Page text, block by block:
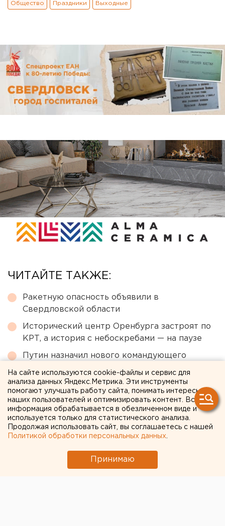
Общество Праздники Выходные
ЧИТАЙТЕ ТАКЖЕ:
Ракетную опасность объявили в
Свердловской области
Исторический центр Оренбурга застроят по
КРТ, а история с небоскребами — на паузе
Путин назначил нового командующего
войсками ЦВО
Чем опасны ракеты «Фламинго», которыми
Украина атаковала тыловые регионы РФ
Режим БПЛА-опасности ввели в Пермском
крае
На сайте используются cookie-файлы и сервис для
анализа данных Яндекс.Метрика. Эти инструменты
помогают улучшать работу сайта, понимать интересы
наших пользователей и оптимизировать контент. Вся
информация обрабатывается в обезличенном виде и
используется только для статистического анализа.
Продолжая использовать сайт, вы соглашаетесь с нашей
Политикой обработки персональных данных
Принимаю